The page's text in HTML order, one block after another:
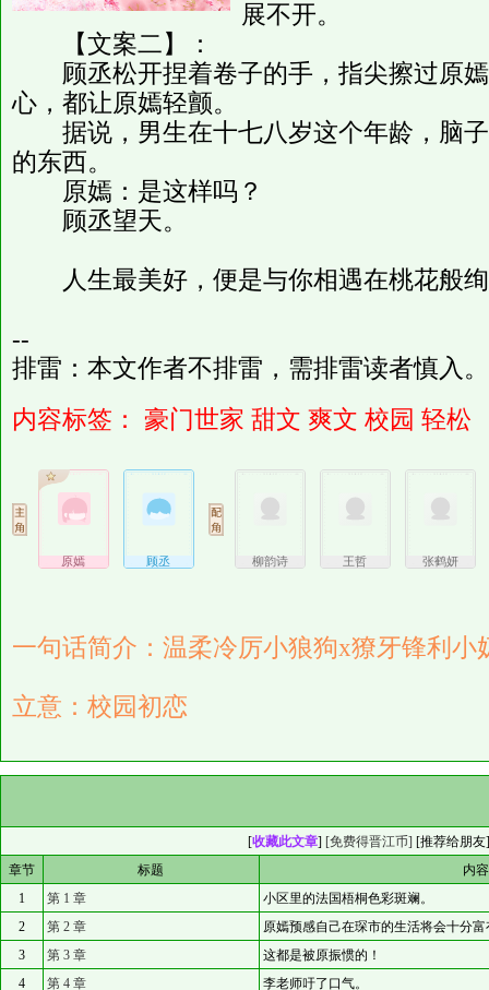
展不开。
【文案二】：
顾丞松开捏着卷子的手，指尖擦过原嫣
心，都让原嫣轻颤。
据说，男生在十七八岁这个年龄，脑子
的东西。
原嫣：是这样吗？
顾丞望天。
人生最美好，便是与你相遇在桃花般绚
--
排雷：本文作者不排雷，需排雷读者慎入。
内容标签：
豪门世家 甜文 爽文 校园 轻松
原嫣 顾丞 柳韵诗 王哲 张鹤妍
一句话简介：温柔冷厉小狼狗x獠牙锋利小
立意：校园初恋
[收藏此文章] [免费得晋江币] [推荐给朋友
章节
标题
内
1
第 1 章
小区里的法国梧桐色彩斑斓。
2
第 2 章
原嫣预感自己在琛市的生活将会十分
3
第 3 章
这都是被原振惯的！
4
第 4 章
李老师吁了口气。